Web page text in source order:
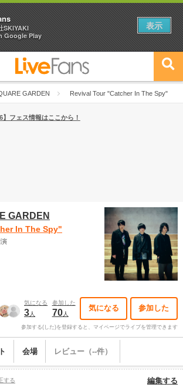
GARDEN Revival Tour "Catcher In The Spy"
キング】2026年上半期編発表！
】フェス情報はここから！
GARDEN
In The Spy"
気になる
3人
参加した
70人
気になる 参加した
参加する(した)を登録すると、マイページでライブを管理できます
会場 レビュー（--件）
する 編集する
SKIYAKI
Google Play
表示